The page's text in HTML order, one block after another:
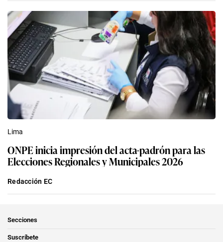
Lima
ONPE inicia impresión del acta-padrón para las
Elecciones Regionales y Municipales 2026
Redacción EC
Secciones
Suscríbete